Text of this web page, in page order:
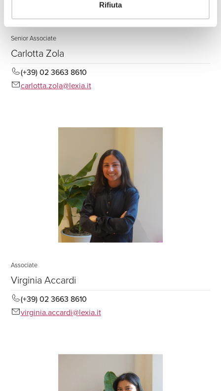
Rifiuta
Senior Associate
Carlotta Zola
(+39) 02 3663 8610
carlotta.zola@lexia.it
Associate
Virginia Accardi
(+39) 02 3663 8610
virginia.accardi@lexia.it